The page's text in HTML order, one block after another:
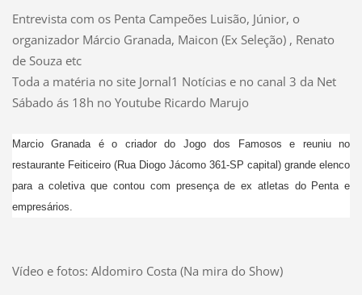
Entrevista com os Penta Campeões Luisão, Júnior, o
organizador Márcio Granada, Maicon (Ex Seleção) , Renato
de Souza etc
Toda a matéria no site Jornal1 Notícias e no canal 3 da Net
Sábado ás 18h no Youtube Ricardo Marujo
Marcio Granada é o criador do Jogo dos Famosos e reuniu no
restaurante Feiticeiro (Rua Diogo Jácomo 361-SP capital) grande elenco
para a coletiva que contou com presença de ex atletas do Penta e
empresários.
Vídeo e fotos: Aldomiro Costa (Na mira do Show)